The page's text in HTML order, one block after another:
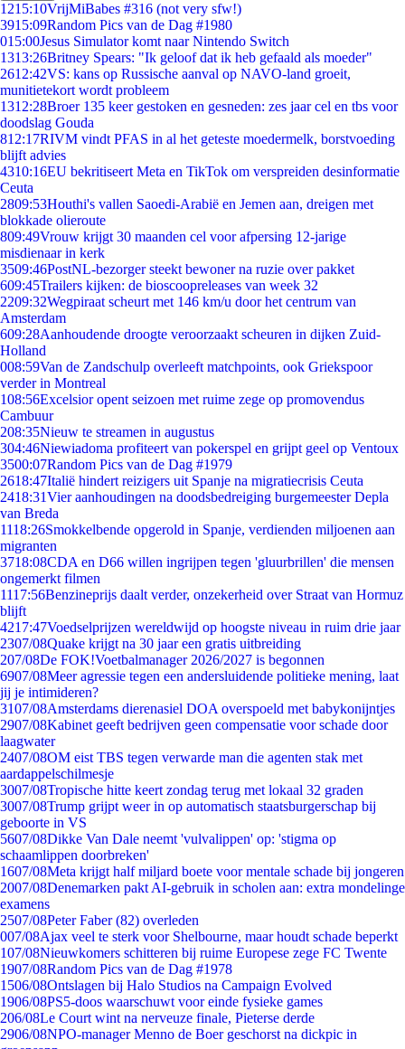
1215:10VrijMiBabes #316 (not very sfw!)
3915:09Random Pics van de Dag #1980
015:00Jesus Simulator komt naar Nintendo Switch
1313:26Britney Spears: "Ik geloof dat ik heb gefaald als moeder"
2612:42VS: kans op Russische aanval op NAVO-land groeit,
munitietekort wordt probleem
1312:28Broer 135 keer gestoken en gesneden: zes jaar cel en tbs voor
doodslag Gouda
812:17RIVM vindt PFAS in al het geteste moedermelk, borstvoeding
blijft advies
4310:16EU bekritiseert Meta en TikTok om verspreiden desinformatie
Ceuta
2809:53Houthi's vallen Saoedi-Arabië en Jemen aan, dreigen met
blokkade olieroute
809:49Vrouw krijgt 30 maanden cel voor afpersing 12-jarige
misdienaar in kerk
3509:46PostNL-bezorger steekt bewoner na ruzie over pakket
609:45Trailers kijken: de bioscoopreleases van week 32
2209:32Wegpiraat scheurt met 146 km/u door het centrum van
Amsterdam
609:28Aanhoudende droogte veroorzaakt scheuren in dijken Zuid-
Holland
008:59Van de Zandschulp overleeft matchpoints, ook Griekspoor
verder in Montreal
108:56Excelsior opent seizoen met ruime zege op promovendus
Cambuur
208:35Nieuw te streamen in augustus
304:46Niewiadoma profiteert van pokerspel en grijpt geel op Ventoux
3500:07Random Pics van de Dag #1979
2618:47Italië hindert reizigers uit Spanje na migratiecrisis Ceuta
2418:31Vier aanhoudingen na doodsbedreiging burgemeester Depla
van Breda
1118:26Smokkelbende opgerold in Spanje, verdienden miljoenen aan
migranten
3718:08CDA en D66 willen ingrijpen tegen 'gluurbrillen' die mensen
ongemerkt filmen
1117:56Benzineprijs daalt verder, onzekerheid over Straat van Hormuz
blijft
4217:47Voedselprijzen wereldwijd op hoogste niveau in ruim drie jaar
2307/08Quake krijgt na 30 jaar een gratis uitbreiding
207/08De FOK!Voetbalmanager 2026/2027 is begonnen
6907/08Meer agressie tegen een andersluidende politieke mening, laat
jij je intimideren?
3107/08Amsterdams dierenasiel DOA overspoeld met babykonijntjes
2907/08Kabinet geeft bedrijven geen compensatie voor schade door
laagwater
2407/08OM eist TBS tegen verwarde man die agenten stak met
aardappelschilmesje
3007/08Tropische hitte keert zondag terug met lokaal 32 graden
3007/08Trump grijpt weer in op automatisch staatsburgerschap bij
geboorte in VS
5607/08Dikke Van Dale neemt 'vulvalippen' op: 'stigma op
schaamlippen doorbreken'
1607/08Meta krijgt half miljard boete voor mentale schade bij jongeren
2007/08Denemarken pakt AI-gebruik in scholen aan: extra mondelinge
examens
2507/08Peter Faber (82) overleden
007/08Ajax veel te sterk voor Shelbourne, maar houdt schade beperkt
107/08Nieuwkomers schitteren bij ruime Europese zege FC Twente
1907/08Random Pics van de Dag #1978
1506/08Ontslagen bij Halo Studios na Campaign Evolved
1906/08PS5-doos waarschuwt voor einde fysieke games
206/08Le Court wint na nerveuze finale, Pieterse derde
2906/08NPO-manager Menno de Boer geschorst na dickpic in